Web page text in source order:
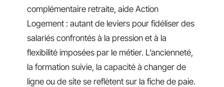
complémentaire retraite, aide Action
Logement : autant de leviers pour fidéliser des
salariés confrontés à la pression et à la
flexibilité imposées par le métier. L’ancienneté,
la formation suivie, la capacité à changer de
ligne ou de site se reflètent sur la fiche de paie.